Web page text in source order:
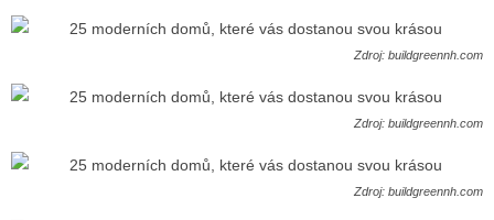
Zdroj: buildgreennh.com
Zdroj: buildgreennh.com
Zdroj: buildgreennh.com